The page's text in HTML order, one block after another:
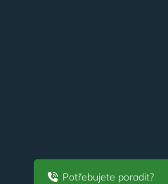
Potřebujete poradit?